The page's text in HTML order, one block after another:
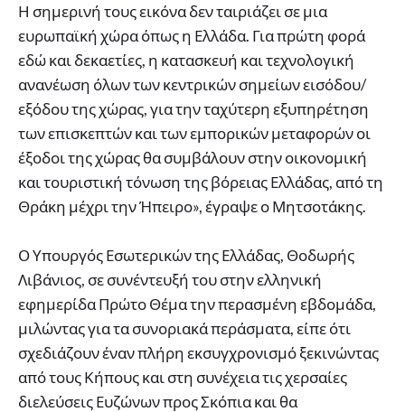
Η σημερινή τους εικόνα δεν ταιριάζει σε μια
ευρωπαϊκή χώρα όπως η Ελλάδα. Για πρώτη φορά
εδώ και δεκαετίες, η κατασκευή και τεχνολογική
ανανέωση όλων των κεντρικών σημείων εισόδου/
εξόδου της χώρας, για την ταχύτερη εξυπηρέτηση
των επισκεπτών και των εμπορικών μεταφορών οι
έξοδοι της χώρας θα συμβάλουν στην οικονομική
και τουριστική τόνωση της βόρειας Ελλάδας, από τη
Θράκη μέχρι την Ήπειρο», έγραψε ο Μητσοτάκης.
Ο Υπουργός Εσωτερικών της Ελλάδας, Θοδωρής
Λιβάνιος, σε συνέντευξή του στην ελληνική
εφημερίδα Πρώτο Θέμα την περασμένη εβδομάδα,
μιλώντας για τα συνοριακά περάσματα, είπε ότι
σχεδιάζουν έναν πλήρη εκσυγχρονισμό ξεκινώντας
από τους Κήπους και στη συνέχεια τις χερσαίες
διελεύσεις Ευζώνων προς Σκόπια και θα